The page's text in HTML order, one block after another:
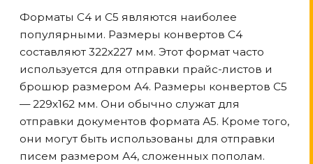
Форматы С4 и С5 являются наиболее
популярными. Размеры конвертов С4
составляют 322х227 мм. Этот формат часто
используется для отправки прайс-листов и
брошюр размером А4. Размеры конвертов С5
— 229х162 мм. Они обычно служат для
отправки документов формата А5. Кроме того,
они могут быть использованы для отправки
писем размером А4, сложенных пополам.